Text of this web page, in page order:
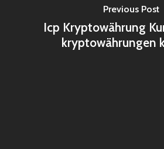
Previous Post
Icp Kryptowährung
kryptowährungen